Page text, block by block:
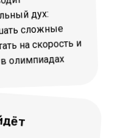
дух:
сложные
на скорость и
олимпиадах